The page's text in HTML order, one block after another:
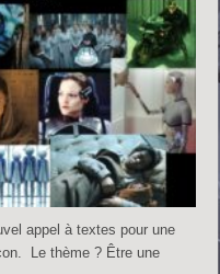
appel à textes pour une
Le thème ? Être une